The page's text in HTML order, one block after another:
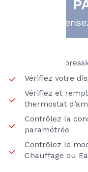
Vérifiez la
Vérifiez votre
Vérifiez et
thermostat
Contrôlez la
paramétrée
Contrôlez le
Chauffage ou